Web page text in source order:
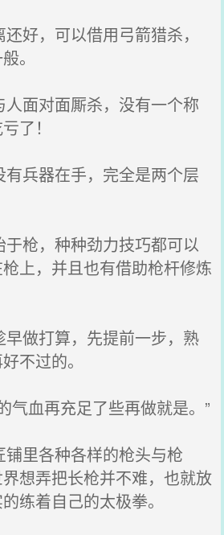
好，可以借用弓箭猎杀，
。
面对面厮杀，没有一个称
了！
兵器在手，完全是两个层
枪，种种劲力技巧都可以
上，并且也有借助枪杆修炼
做打算，先提前一步，熟
不过的。
气血再充足了些再做就是。”
里各种各样的枪头与枪
想弄把长枪并不难，也就放
练着自己的太极拳。